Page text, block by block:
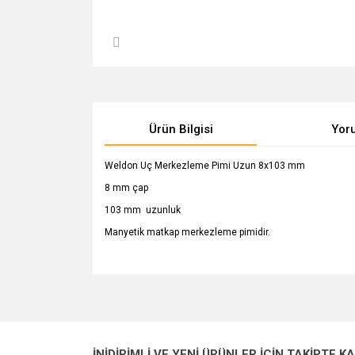
Ürün Bilgisi
Weldon Uç Merkezleme Pimi Uzun 8x103 mm
8 mm çap
103 mm uzunluk
Manyetik matkap merkezleme pimidir.